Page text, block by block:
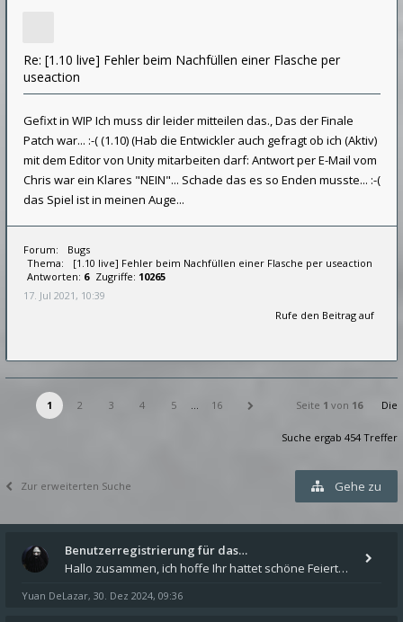
Re: [1.10 live] Fehler beim Nachfüllen einer Flasche per
useaction
Gefixt in WIP Ich muss dir leider mitteilen das., Das der Finale
Patch war... :-( (1.10) (Hab die Entwickler auch gefragt ob ich (Aktiv)
mit dem Editor von Unity mitarbeiten darf: Antwort per E-Mail vom
Chris war ein Klares "NEIN"... Schade das es so Enden musste... :-(
das Spiel ist in meinen Auge...
Forum:
Bugs
Thema:
[1.10 live] Fehler beim Nachfüllen einer Flasche per useaction
Antworten: 6 Zugriffe: 10265
17. Jul 2021, 10:39
Rufe den Beitrag auf
1 2 3 4 5 16 Seite 1 von 16 Die
Suche ergab 454 Treffer
Zur erweiterten Suche Gehe zu
Benutzerregistrierung für das…
Hallo zusammen, ich hoffe Ihr hattet schöne Feiertage und kommt auch gut ins neue Jahr. Ich schreibe hier kurz zur Infor
Yuan DeLazar, 30. Dez 2024, 09:36